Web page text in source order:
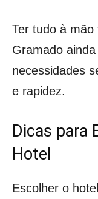
Ter tudo à
Gramado
necessidades
e rapidez.
Dicas para
Hotel
Escolher o